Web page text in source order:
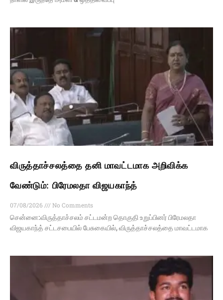
விருத்தாச்சலத்தை தனி மாவட்டமாக அறிவிக்க
வேண்டும்: பிரேமலதா விஜயகாந்த்
07/08/2026
No Comments
சென்னை:விருத்தாச்சலம் சட்டமன்ற தொகுதி உறுப்பினர் பிரேமலதா
விஜயகாந்த் சட்டசபையில் பேசுகையில், விருத்தாச்சலத்தை மாவட்டமாக